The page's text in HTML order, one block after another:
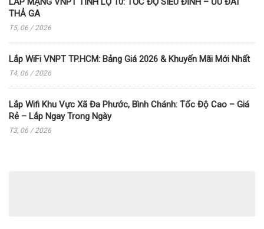
THẢ GA
T5, 06 / 2026
Lắp WiFi VNPT TP.HCM: Bảng Giá 2026 & Khuyến Mãi Mới Nhất
T4, 06 / 2026
Lắp Wifi Khu Vực Xã Đa Phước, Bình Chánh: Tốc Độ Cao – Giá
Rẻ – Lắp Ngay Trong Ngày
T3, 06 / 2026